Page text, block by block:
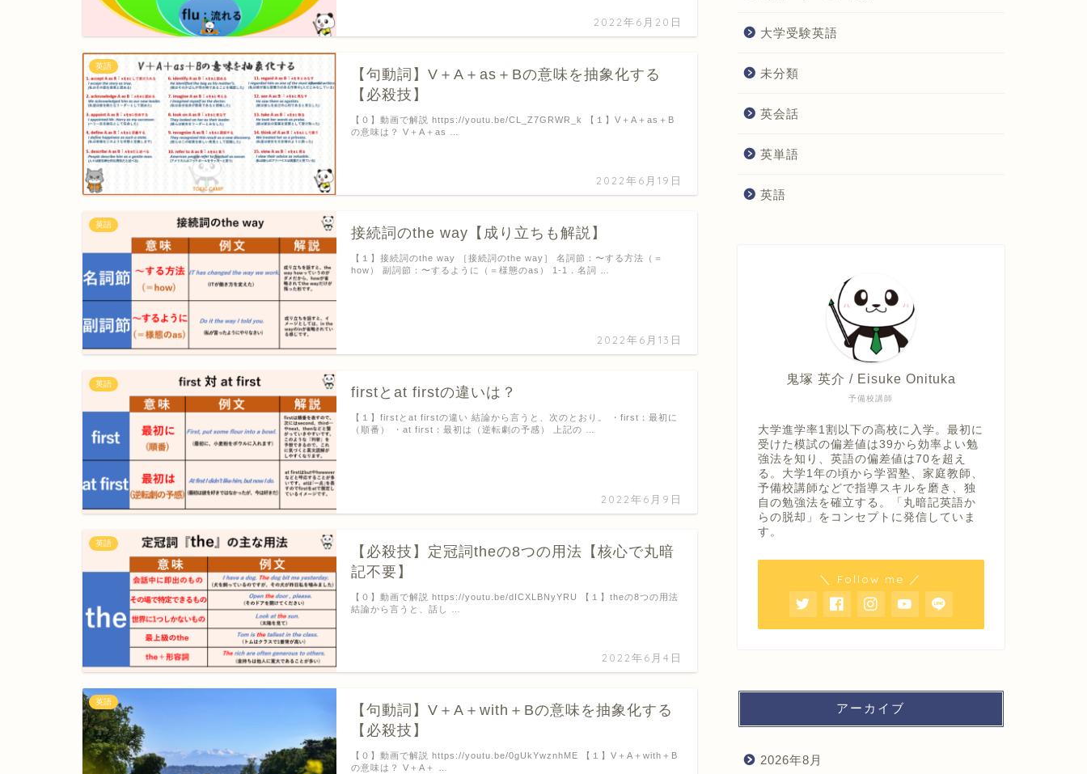
2022年6月20日
英語
【句動詞】V＋A＋as＋Bの意味を抽象化する
【必殺技】
2022年6月19日
【０】動画で解説 https://youtu.be/CL_Z7GRWR_k 【１】V＋A＋as＋B
の意味は？ V＋A＋as …
英語
接続詞のthe way【成り立ちも解説】
2022年6月13日
【１】接続詞のthe way ［接続詞のthe way］ 名詞節：〜する方法（＝
how） 副詞節：〜するように（＝様態のas） 1-1．名詞 …
英語
firstとat firstの違いは？
2022年6月9日
【１】firstとat firstの違い 結論から言うと、次のとおり。 ・first：最初に
（順番） ・at first：最初は（逆転劇の予感） 上記の …
英語
【必殺技】定冠詞theの8つの用法【核心で丸暗
記不要】
2022年6月4日
【０】動画で解説 https://youtu.be/dICXLBNyYRU 【１】theの8つの用法
結論から言うと、話し …
英語
【句動詞】V＋A＋with＋Bの意味を抽象化する
【必殺技】
【０】動画で解説 https://youtu.be/0gUkYwznhME 【１】V＋A＋with＋B
の意味は？ V＋A＋ …
大学受験英語
未分類
英会話
英単語
英語
予備校講師
鬼塚 英介 / Eisuke Onituka
大学進学率1割以下の高校に入学。最初に
受けた模試の偏差値は39から効率よい勉
強法を知り、英語の偏差値は70を超え
る。大学1年の頃から学習塾、家庭教師、
予備校講師などで指導スキルを磨き、独
自の勉強法を確立する。「丸暗記英語か
らの脱却」をコンセプトに発信していま
す。
＼ Follow me ／
アーカイブ
2026年8月